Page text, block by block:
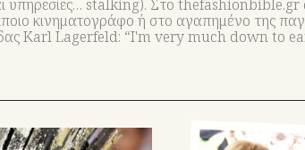
υπηρεσίες… stalking). Στο thefashionbible.gr
κινηματογράφο ή στο αγαπημένο της
Karl Lagerfeld: “I'm very much down to